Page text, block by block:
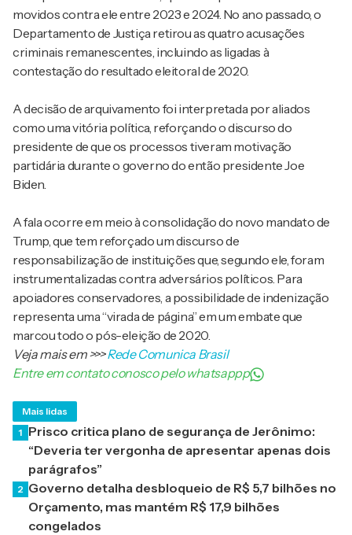
movidos contra ele entre 2023 e 2024. No ano passado, o
Departamento de Justiça retirou as quatro acusações
criminais remanescentes, incluindo as ligadas à
contestação do resultado eleitoral de 2020.
A decisão de arquivamento foi interpretada por aliados
como uma vitória política, reforçando o discurso do
presidente de que os processos tiveram motivação
partidária durante o governo do então presidente Joe
Biden.
A fala ocorre em meio à consolidação do novo mandato de
Trump, que tem reforçado um discurso de
responsabilização de instituições que, segundo ele, foram
instrumentalizadas contra adversários políticos. Para
apoiadores conservadores, a possibilidade de indenização
representa uma “virada de página” em um embate que
marcou todo o pós-eleição de 2020.
Veja mais em>>>Rede Comunica Brasil
Entre em contato conosco pelo whatsappp
Mais lidas
1 Prisco critica plano de segurança de Jerônimo:
“Deveria ter vergonha de apresentar apenas dois
parágrafos”
2 Governo detalha desbloqueio de R$ 5,7 bilhões no
Orçamento, mas mantém R$ 17,9 bilhões
congelados